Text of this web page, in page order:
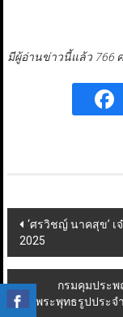
มีผู้อ่านข่าวนี้แล้ว 766
Post
navigation
‘ศรวิชญ์ นาคสุข’ เ
2025
กรมคุมประพ
พระพุทธรูปประจ